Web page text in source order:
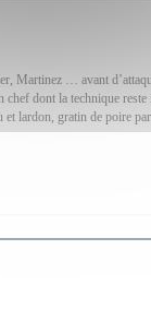
Martinez … avant
dont la technique reste
lardon, gratin de poire